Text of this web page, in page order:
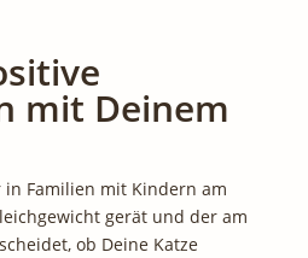
mit Deinem
in Familien mit Kindern am
gerät und der am
ob Deine Katze